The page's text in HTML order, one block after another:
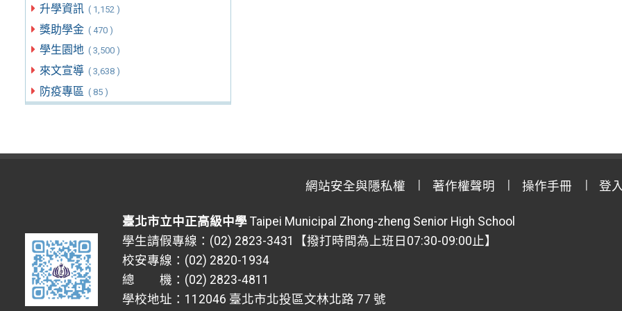
升學資訊 ( 1,152 )
獎助學金 ( 470 )
學生園地 ( 3,500 )
來文宣導 ( 3,638 )
防疫專區 ( 85 )
網站安全與隱私權 著作權聲明 操作手冊 登
臺北市立中正高級中學 Taipei Municipal Zhong-zheng Senior High School
學生請假專線：(02) 2823-3431【撥打時間為上班日07:30-09:00止】
校安專線：(02) 2820-1934
總 機：(02) 2823-4811
學校地址：112046 臺北市北投區文林北路 77 號